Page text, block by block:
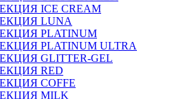
ICE CREAM
LUNA
PLATINUM
PLATINUM ULTRA
GLITTER-GEL
RED
COFFE
MILK